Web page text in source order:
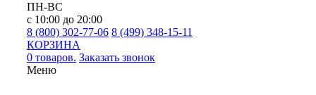
ПН-ВС
с 10:00 до 20:00
8 (800) 302-77-06 8 (499) 348-15-11
КОРЗИНА
0 товаров. Заказать звонок
Меню